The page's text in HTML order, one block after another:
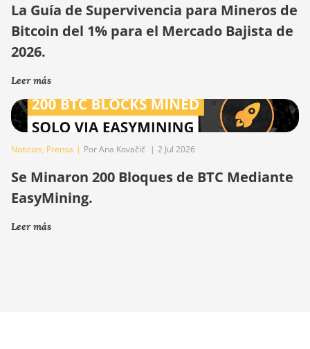
La Guía de Supervivencia para Mineros de
Bitcoin del 1% para el Mercado Bajista de
2026.
Leer más
Noticias, Prensa | Por Ana Kovačič | 2 Jul 2026
Se Minaron 200 Bloques de BTC Mediante
EasyMining.
Leer más